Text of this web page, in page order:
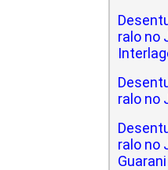
ralo no
ralo no
ralo no
Guarani